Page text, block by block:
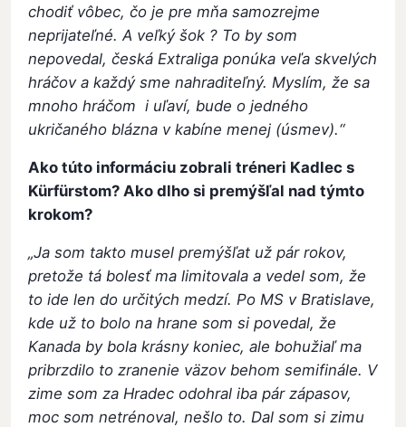
chodiť vôbec, čo je pre mňa samozrejme
neprijateľné. A veľký šok ? To by som
nepovedal, česká Extraliga ponúka veľa skvelých
hráčov a každý sme nahraditeľný. Myslím, že sa
mnoho hráčom i uľaví, bude o jedného
ukričaného blázna v kabíne menej (úsmev).“
Ako túto informáciu zobrali tréneri Kadlec s
Kürfürstom? Ako dlho si premýšľal nad týmto
krokom?
„Ja som takto musel premýšľat už pár rokov,
pretože tá bolesť ma limitovala a vedel som, že
to ide len do určitých medzí. Po MS v Bratislave,
kde už to bolo na hrane som si povedal, že
Kanada by bola krásny koniec, ale bohužiaľ ma
pribrzdilo to zranenie väzov behom semifinále. V
zime som za Hradec odohral iba pár zápasov,
moc som netrénoval, nešlo to. Dal som si zimu